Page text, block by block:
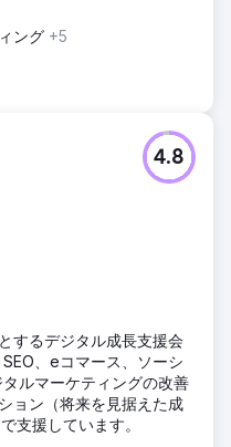
アプリケーション
ス +80% TOP 10 のキ
ング +5
4.8
するデジタル成長支援会
、eコマース、ソーシ
ルマーケティングの改善
ョン（将来を見据えた成
支援しています。